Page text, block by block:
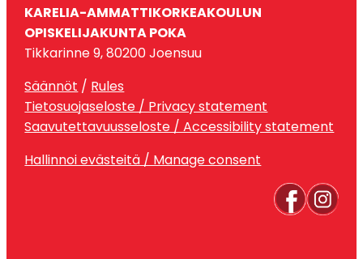
KARELIA-AMMATTIKORKEAKOULUN
OPISKELIJAKUNTA POKA
Tikkarinne 9, 80200 Joensuu
Säännöt / Rules
Tietosuojaseloste / Privacy statement
Saavutettavuusseloste / Accessibility statement
Hallinnoi evästeitä / Manage consent